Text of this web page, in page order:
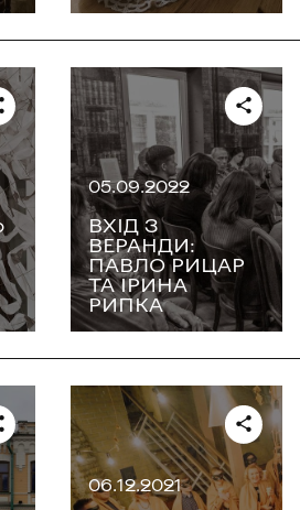
05.09.2022
ВХІД З
ВЕРАНДИ:
ПАВЛО РИЦАР
ТА ІРИНА
РИПКА
06.12.2021